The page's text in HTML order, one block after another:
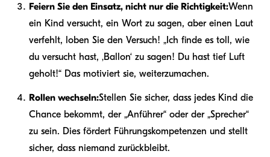
Feiern Sie den Einsatz, nicht nur die Richtigkeit:Wenn
ein Kind versucht, ein Wort zu sagen, aber einen Laut
verfehlt, loben Sie den Versuch! „Ich finde es toll, wie
du versucht hast, ‚Ballon‘ zu sagen! Du hast tief Luft
geholt!“ Das motiviert sie, weiterzumachen.
Rollen wechseln:Stellen Sie sicher, dass jedes Kind die
Chance bekommt, der „Anführer“ oder der „Sprecher“
zu sein. Dies fördert Führungskompetenzen und stellt
sicher, dass niemand zurückbleibt.